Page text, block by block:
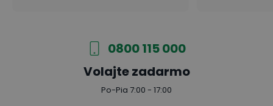
0800 115 000
Volajte zadarmo
Po-Pia 7:00 - 17:00